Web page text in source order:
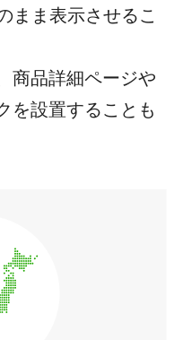
まま表示させるこ
商品詳細ページや
を設置することも